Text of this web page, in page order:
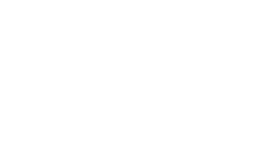
להתקנה
מסורבל
בפירוק